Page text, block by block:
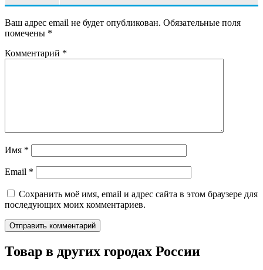
Ваш адрес email не будет опубликован. Обязательные поля
помечены *
Комментарий *
Имя *
Email *
Сохранить моё имя, email и адрес сайта в этом браузере для
последующих моих комментариев.
Товар в других городах России